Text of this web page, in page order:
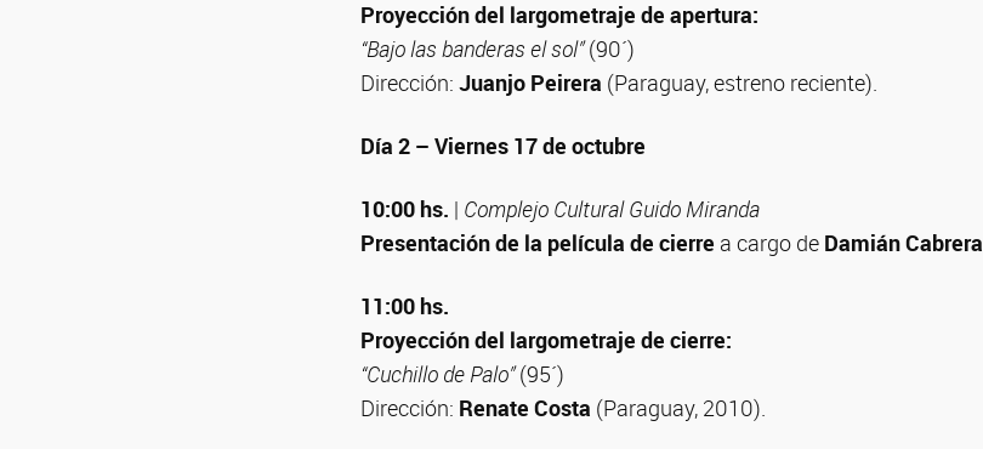
Proyección del largometraje de apertura:
“Bajo las banderas el sol”(90´)
Dirección: Juanjo Peirera (Paraguay, estreno reciente).
Día 2 – Viernes 17 de octubre
10:00 hs. | Complejo Cultural Guido Miranda
Presentación de la película de cierre a cargo de Damián Cabrera
11:00 hs.
Proyección del largometraje de cierre:
“Cuchillo de Palo”(95´)
Dirección: Renate Costa (Paraguay, 2010).